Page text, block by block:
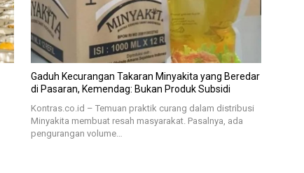
Gaduh Kecurangan Takaran Minyakita yang Beredar
di Pasaran, Kemendag: Bukan Produk Subsidi
Kontras.co.id – Temuan praktik curang dalam distribusi
Minyakita membuat resah masyarakat. Pasalnya, ada
pengurangan volume…